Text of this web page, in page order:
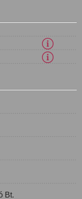
Bt.